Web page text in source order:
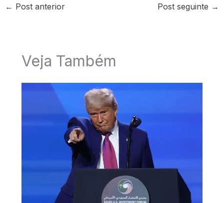
← Post anterior Post seguinte →
Veja Também